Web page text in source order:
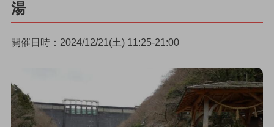
湯
開催日時：2024/12/21(土) 11:25-21:00